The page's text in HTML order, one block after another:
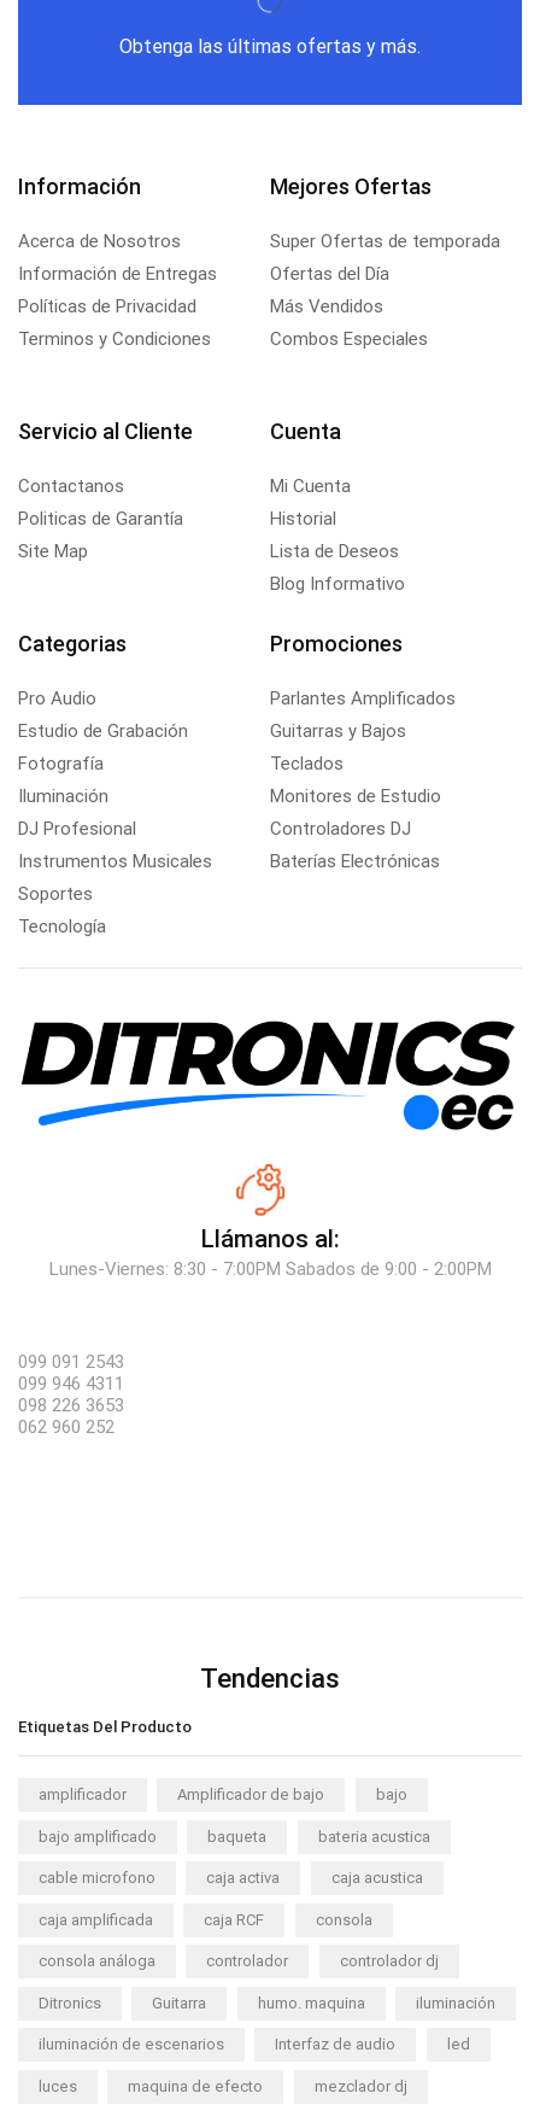
Obtenga las últimas ofertas y más.
Información
Acerca de Nosotros
Información de Entregas
Políticas de Privacidad
Terminos y Condiciones
Mejores Ofertas
Super Ofertas de temporada
Ofertas del Día
Más Vendidos
Combos Especiales
Servicio al Cliente
Contactanos
Politicas de Garantía
Site Map
Cuenta
Mi Cuenta
Historial
Lista de Deseos
Blog Informativo
Categorias
Pro Audio
Estudio de Grabación
Fotografía
Iluminación
DJ Profesional
Instrumentos Musicales
Soportes
Tecnología
Promociones
Parlantes Amplificados
Guitarras y Bajos
Teclados
Monitores de Estudio
Controladores DJ
Baterías Electrónicas
Llámanos al:
Lunes-Viernes: 8:30 - 7:00PM Sabados de 9:00 - 2:00PM
099 091 2543
099 946 4311
098 226 3653
062 960 252
Tendencias
Etiquetas Del Producto
amplificador Amplificador de bajo bajo
bajo amplificado baqueta bateria acustica
cable microfono caja activa caja acustica
caja amplificada caja RCF consola
consola análoga controlador controlador dj
Ditronics Guitarra humo. maquina iluminación
iluminación de escenarios Interfaz de audio led
luces maquina de efecto mezclador dj